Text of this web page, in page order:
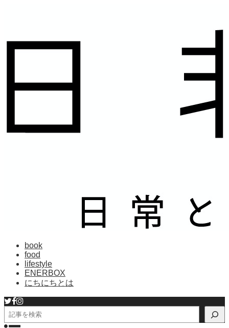
book
food
lifestyle
ENERBOX
にちにちとは
検
索